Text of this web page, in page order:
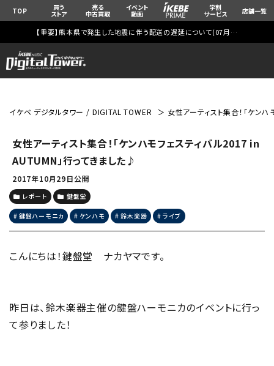
TOP 買う
ストア
売る
中古買取
イベント
動画
学割
サービス 店舗一覧
【重要】熊本県で発生した地震に伴う配送の遅延について(07月29日
イケベ デジタルタワー / DIGITAL TOWER 女性アーティスト集合！「ケン
女性アーティスト集合！「ケンハモフェスティバル2017 in
AUTUMN」行ってきました♪
2017年10月29日公開
レポート 鍵盤堂
鍵盤ハーモニカ ケンハモ 鈴木楽器 ライブ
こんにちは！鍵盤堂 ナカヤマです。
昨日は、鈴木楽器主催の鍵盤ハーモニカのイベントに行っ
て参りました！